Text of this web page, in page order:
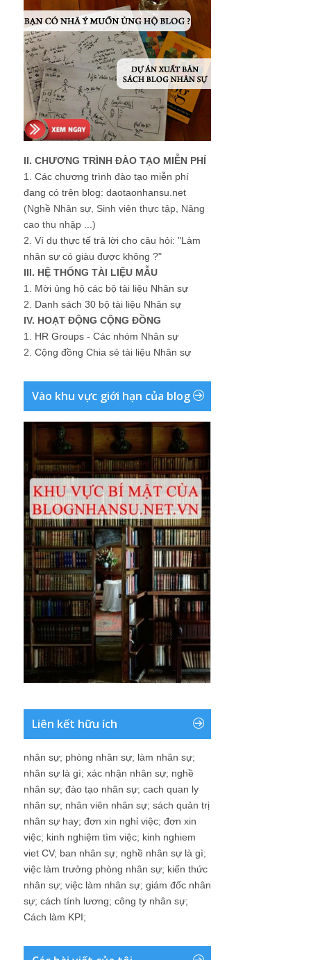
II. CHƯƠNG TRÌNH ĐÀO TẠO MIỄN PHÍ
1. Các chương trình đào tạo miễn phí
đang có trên blog: daotaonhansu.net
(Nghề Nhân sự, Sinh viên thực tập, Nâng
cao thu nhập ...)
2. Ví dụ thực tế trả lời cho câu hỏi: "Làm
nhân sự có giàu được không ?"
III. HỆ THỐNG TÀI LIỆU MẪU
1. Mời ủng hộ các bộ tài liệu Nhân sự
2. Danh sách 30 bộ tài liệu Nhân sự
IV. HOẠT ĐỘNG CỘNG ĐỒNG
1. HR Groups - Các nhóm Nhân sự
2. Cộng đồng Chia sẻ tài liệu Nhân sự
Vào khu vực giới hạn của blog
Liên kết hữu ích
nhân sự; phòng nhân sự; làm nhân sự;
nhân sự là gì; xác nhận nhân sự; nghề
nhân sự; đào tạo nhân sự; cach quan ly
nhân sự; nhân viên nhân sự; sách quản trị
nhân sự hay; đơn xin nghỉ việc; đơn xin
việc; kinh nghiệm tìm việc; kinh nghiem
viet CV; ban nhân sự; nghề nhân sự là gì;
việc làm trưởng phòng nhân sự; kiến thức
nhân sự; việc làm nhân sự; giám đốc nhân
sự; cách tính lương; công ty nhân sự;
Cách làm KPI;